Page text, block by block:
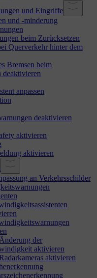
und Eingriffe
und -minderung
beim Zurücksetzen
Querverkehr hinter dem
Bremsen beim
deaktivieren
anpassen
deaktivieren
aktivieren
aktivieren
an Verkehrsschilder
der
aktivieren
aktivieren